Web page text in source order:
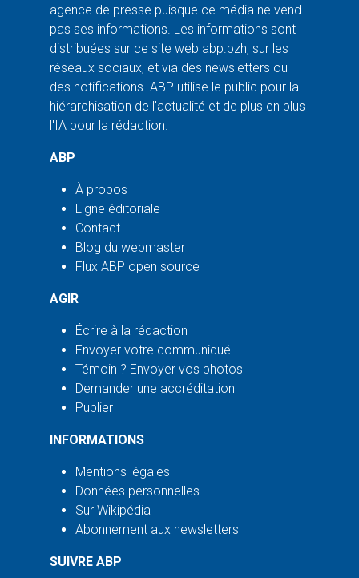
agence de presse puisque ce média ne vend
pas ses informations. Les informations sont
distribuées sur ce site web abp.bzh, sur les
réseaux sociaux, et via des newsletters ou
des notifications. ABP utilise le public pour la
hiérarchisation de l'actualité et de plus en plus
l'IA pour la rédaction.
ABP
À propos
Ligne éditoriale
Contact
Blog du webmaster
Flux ABP open source
AGIR
Écrire à la rédaction
Envoyer votre communiqué
Témoin ? Envoyer vos photos
Demander une accréditation
Publier
INFORMATIONS
Mentions légales
Données personnelles
Sur Wikipédia
Abonnement aux newsletters
SUIVRE ABP